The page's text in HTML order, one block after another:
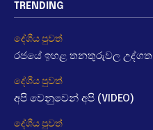
TRENDING
දේශීය පුවත්
රජයේ ඉහළ තනතුරුවල උද්ගත
දේශීය පුවත්
අපි වෙනුවෙන් අපි (VIDEO)
දේශීය පුවත්